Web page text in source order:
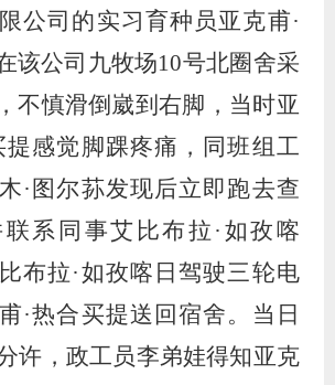
公司的实习育种员亚克甫·
该公司九牧场10号北圈舍采
不慎滑倒崴到右脚，当时亚
提感觉脚踝疼痛，同班组工
·图尔荪发现后立即跑去查
系同事艾比布拉·如孜喀
布拉·如孜喀日驾驶三轮电
·热合买提送回宿舍。当日
许，政工员李弟娃得知亚克